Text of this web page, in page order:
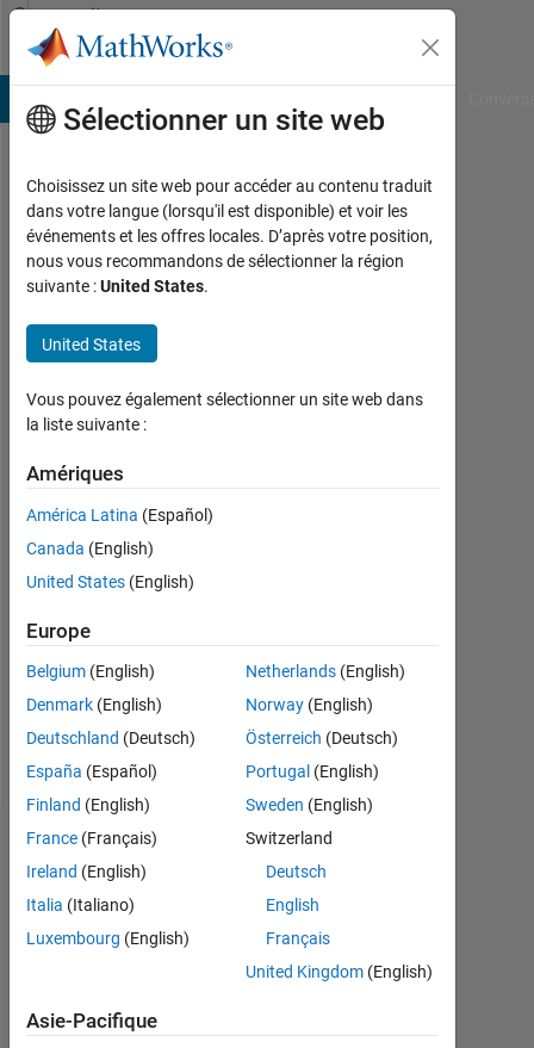
Passer au contenu
Community
Profile
Takafumi
MathWorks
Last
seen:
|
Actif
2014
0
0
Follow
Message
Tableau de bord
Statistiques
All MATLAB Answers ThingSpeak
-2
-1
1
3
5
7 8
12
10
-4
Sélectionner un site web
Choisissez un site web pour accéder au contenu traduit
dans votre langue (lorsqu'il est disponible) et voir les
événements et les offres locales. D’après votre position,
nous vous recommandons de sélectionner la région
suivante :United States.
United States
Vous pouvez également sélectionner un site web dans
la liste suivante :
Amériques
América Latina (Español)
Canada (English)
United States (English)
Europe
Belgium (English)
Denmark (English)
Deutschland (Deutsch)
España (Español)
Finland (English)
France (Français)
Ireland (English)
Italia (Italiano)
Luxembourg (English)
Netherlands(English)
Norway(English)
Österreich (Deutsch)
Portugal (English)
Sweden (English)
Switzerland
Deutsch
English
Français
United Kingdom(English)
Asie-Pacifique